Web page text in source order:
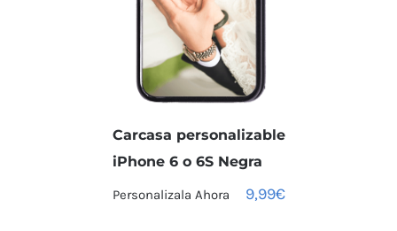
Carcasa personalizable
iPhone 6 o 6S Negra
Personalizala Ahora 9,99€